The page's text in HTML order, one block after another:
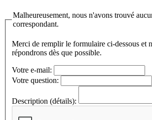
Malheureusement, nous n'avons trouvé
correspondant.
Merci de remplir le formulaire ci-dessous et
répondrons dès que possible.
Votre e-mail:
Votre question:
Description (détails):